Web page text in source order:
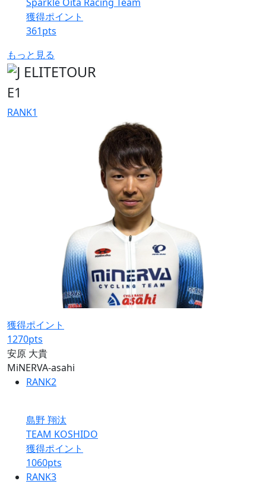
獲得ポイント
361pts
もっと見る
E1
RANK1
獲得ポイント
1270pts
安原 大貴
MiNERVA-asahi
RANK2
島野 翔汰
TEAM KOSHIDO
獲得ポイント
1060pts
RANK3